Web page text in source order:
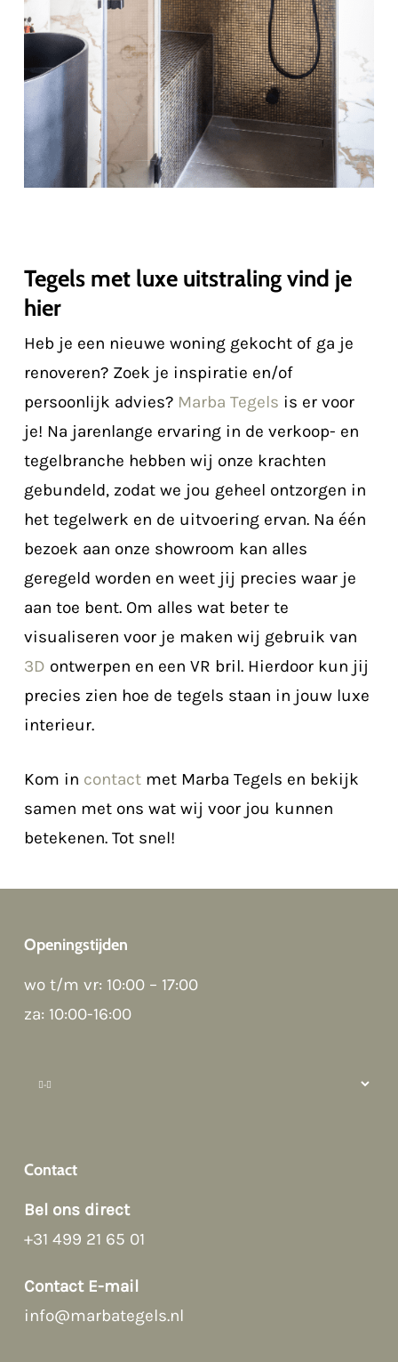
Tegels met luxe uitstraling vind je
hier
Heb je een nieuwe woning gekocht of ga je
renoveren? Zoek je inspiratie en/of
persoonlijk advies? Marba Tegels is er voor
je! Na jarenlange ervaring in de verkoop- en
tegelbranche hebben wij onze krachten
gebundeld, zodat we jou geheel ontzorgen in
het tegelwerk en de uitvoering ervan. Na één
bezoek aan onze showroom kan alles
geregeld worden en weet jij precies waar je
aan toe bent. Om alles wat beter te
visualiseren voor je maken wij gebruik van
3D ontwerpen en een VR bril. Hierdoor kun jij
precies zien hoe de tegels staan in jouw luxe
interieur.
Kom in contactmet Marba Tegels en bekijk
samen met ons wat wij voor jou kunnen
betekenen. Tot snel!
Openingstijden
wo t/m vr: 10:00 – 17:00
za: 10:00-16:00
Contact
Bel ons direct
+31 499 21 65 01
Contact E-mail
info@marbategels.nlAfspraak maken